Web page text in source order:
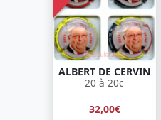
ALBERT DE CERVIN
20 à 20c
32,00€